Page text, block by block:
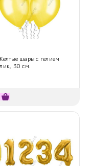
шары с гелием
30 см.